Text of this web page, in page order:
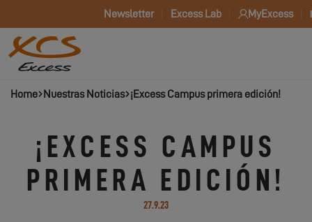
Newsletter Excess Lab MyExcess
Home Nuestras Noticias ¡Excess Campus primera edición!
¡EXCESS CAMPUS
PRIMERA EDICIÓN!
27.9.23